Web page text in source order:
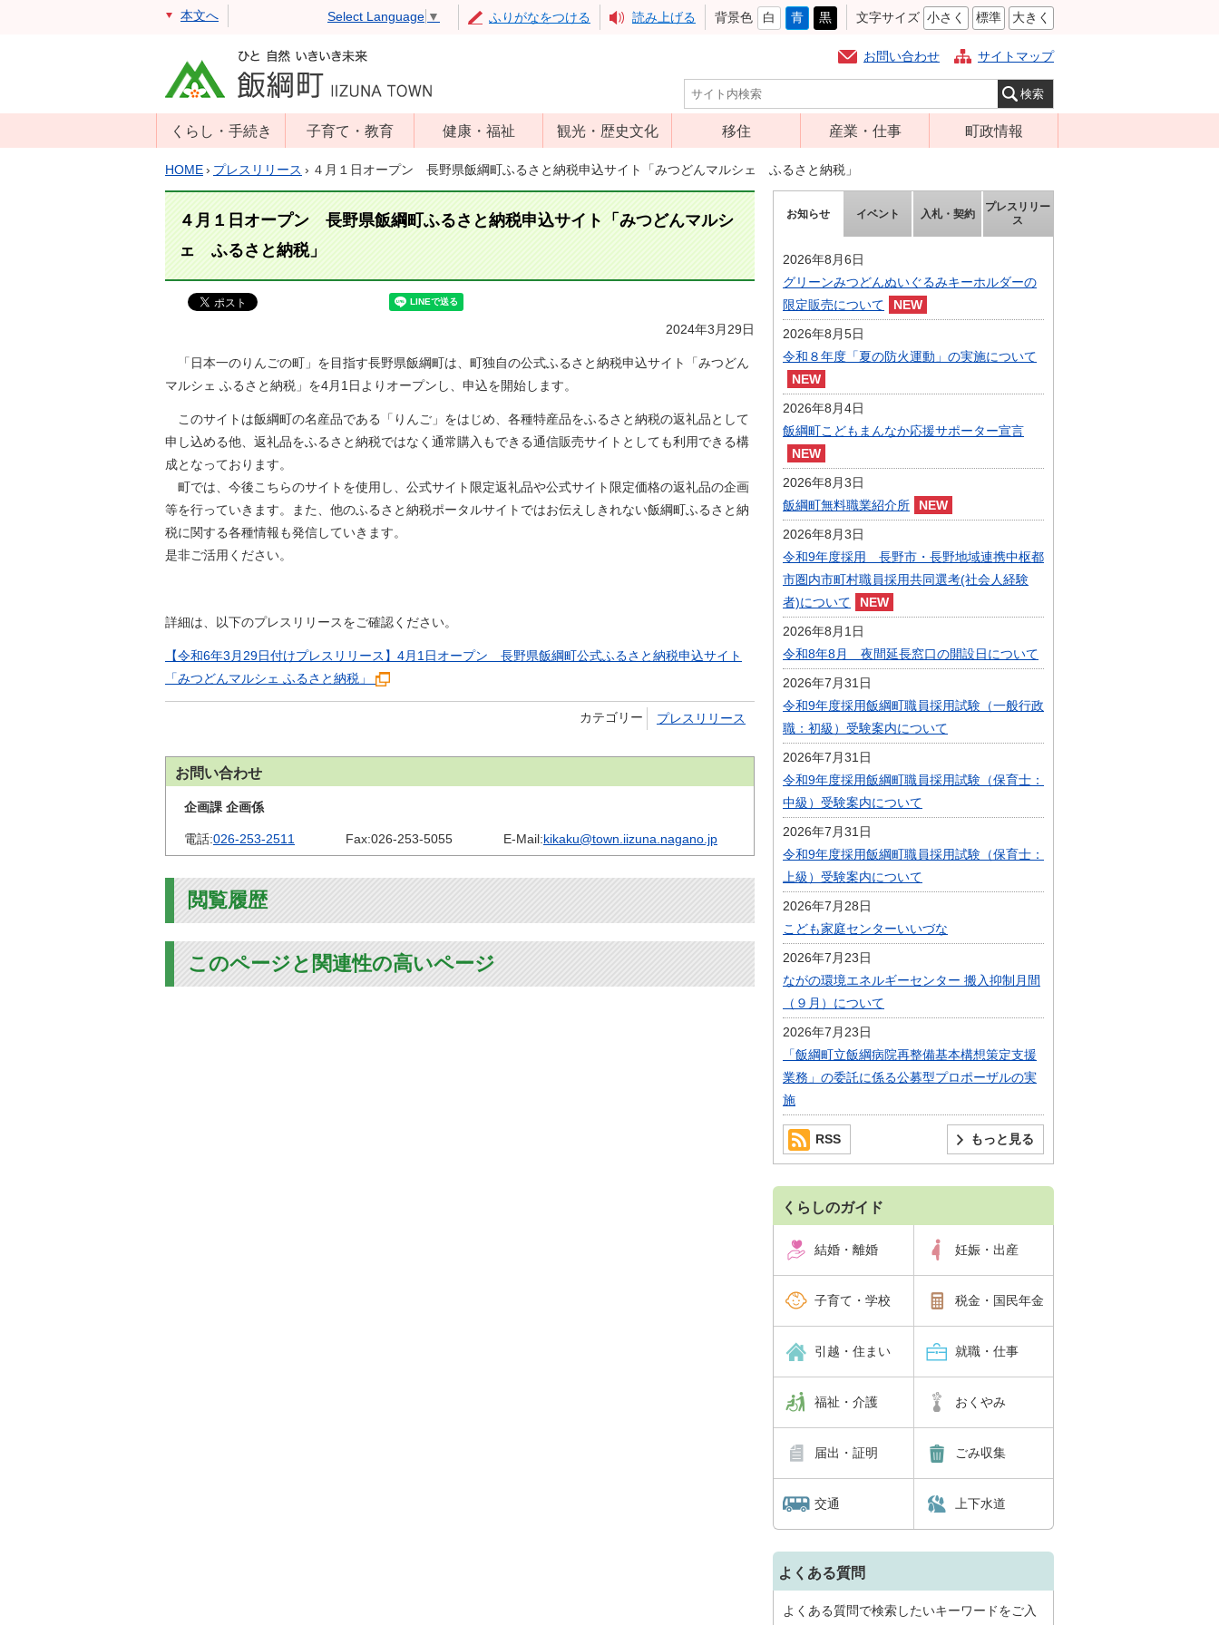
本文へ Select Language ▼ ふりがなをつける 読み上げる 背景色 白 青 黒 文字サイズ 小さく 標準 大きく
お問い合わせ サイトマップ
くらし・手続き
戸籍・住民票・
住民登録
戸籍届出
届出
年金・保険
税金
住まい・土地
上下水道
交通・道路
子育て・教育
年齢別子育て情
子育て支援
母子の健康・予
生涯学習
学校教育・奨学
金
人権・平和啓発
児童クラブ
飯綱町コミュニ
健康・福祉
児童福祉
高齢者福祉
介護保険
保健・医療
健康増進
食育
観光・歴史文化
観光
アップルミュー
ジアム
移住 産業・仕事
経営支援・金融
就労支援
農林業振興
届出・証明・法
令・規制
企業の税金
入札・契約
指定管理者制度
人材募集
町政情報
組織案内
庁舎案内
ふるさと納税
人事・職員募集
まちづくり
庁舎建設
HOME› プレスリリース › ４月１日オープン 長野県飯綱町ふるさと納税申込サイト「みつどんマルシェ ふるさと納税」
４月１日オープン 長野県飯綱町ふるさと納税申込サイト「みつどんマルシ
ェ ふるさと納税」
2024年3月29日
「日本一のりんごの町」を目指す長野県飯綱町は、町独自の公式ふるさと納税申込サイト「みつどん
マルシェ ふるさと納税」を4月1日よりオープンし、申込を開始します。
このサイトは飯綱町の名産品である「りんご」をはじめ、各種特産品をふるさと納税の返礼品として
申し込める他、返礼品をふるさと納税ではなく通常購入もできる通信販売サイトとしても利用できる構
成となっております。
町では、今後こちらのサイトを使用し、公式サイト限定返礼品や公式サイト限定価格の返礼品の企画
等を行っていきます。また、他のふるさと納税ポータルサイトではお伝えしきれない飯綱町ふるさと納
税に関する各種情報も発信していきます。
是非ご活用ください。
詳細は、以下のプレスリリースをご確認ください。
【令和6年3月29日付けプレスリリース】4月1日オープン 長野県飯綱町公式ふるさと納税申込サイト
「みつどんマルシェ ふるさと納税」
カテゴリー プレスリリース
お問い合わせ
企画課 企画係
電話:026-253-2511 Fax:026-253-5055 E-Mail:kikaku@town.iizuna.nagano.jp
閲覧履歴
このページと関連性の高いページ
お知らせ イベント 入札・契約
プレスリリー
ス
2026年8月6日
グリーンみつどんぬいぐるみキーホルダーの
限定販売について
2026年8月5日
令和８年度「夏の防火運動」の実施について
2026年8月4日
飯綱町こどもまんなか応援サポーター宣言
2026年8月3日
飯綱町無料職業紹介所
2026年8月3日
令和9年度採用 長野市・長野地域連携中枢都
市圏内市町村職員採用共同選考(社会人経験
者)について
2026年8月1日
令和8年8月 夜間延長窓口の開設日について
2026年7月31日
令和9年度採用飯綱町職員採用試験（一般行政
職：初級）受験案内について
2026年7月31日
令和9年度採用飯綱町職員採用試験（保育士：
中級）受験案内について
2026年7月31日
令和9年度採用飯綱町職員採用試験（保育士：
上級）受験案内について
2026年7月28日
こども家庭センターいいづな
2026年7月23日
ながの環境エネルギーセンター 搬入抑制月間
（９月）について
2026年7月23日
「飯綱町立飯綱病院再整備基本構想策定支援
業務」の委託に係る公募型プロポーザルの実
施
もっと見る
RSS
くらしのガイド
結婚・離婚 妊娠・出産
子育て・学校 税金・国民年金
引越・住まい 就職・仕事
福祉・介護 おくやみ
届出・証明 ごみ収集
交通 上下水道
よくある質問
よくある質問で検索したいキーワードをご入